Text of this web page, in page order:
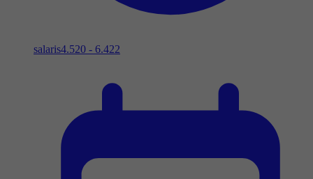
salaris4.520 - 6.422